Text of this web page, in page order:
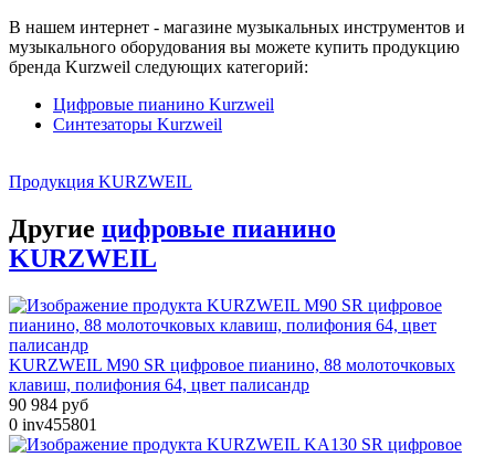
В нашем интернет - магазине музыкальных инструментов и
музыкального оборудования вы можете купить продукцию
бренда Kurzweil следующих категорий:
Цифровые пианино Kurzweil
Синтезаторы Kurzweil
Продукция KURZWEIL
Другие цифровые пианино
KURZWEIL
KURZWEIL M90 SR цифровое пианино, 88 молоточковых
клавиш, полифония 64, цвет палисандр
90 984 руб
0 inv455801